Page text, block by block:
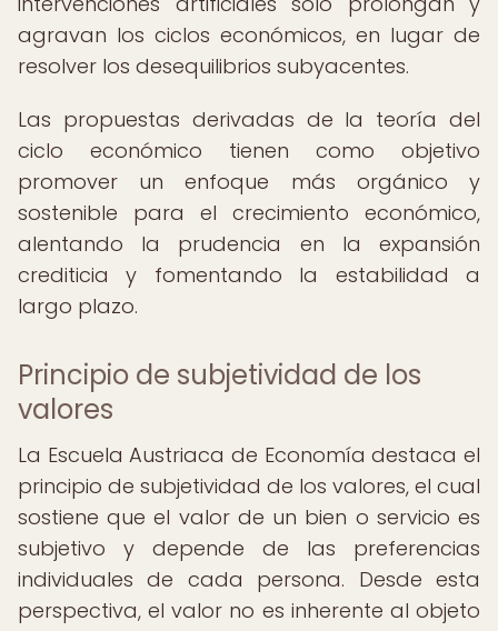
agravan los ciclos económicos, en lugar de
resolver los desequilibrios subyacentes.
Las propuestas derivadas de la teoría del
ciclo económico tienen como objetivo
promover un enfoque más orgánico y
sostenible para el crecimiento económico,
alentando la prudencia en la expansión
crediticia y fomentando la estabilidad a
largo plazo.
Principio de subjetividad de los
valores
La Escuela Austriaca de Economía destaca el
principio de subjetividad de los valores, el cual
sostiene que el valor de un bien o servicio es
subjetivo y depende de las preferencias
individuales de cada persona. Desde esta
perspectiva, el valor no es inherente al objeto